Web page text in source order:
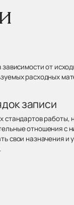
от
расходных
записи
стандартов работы,
отношения с
свои назначения и